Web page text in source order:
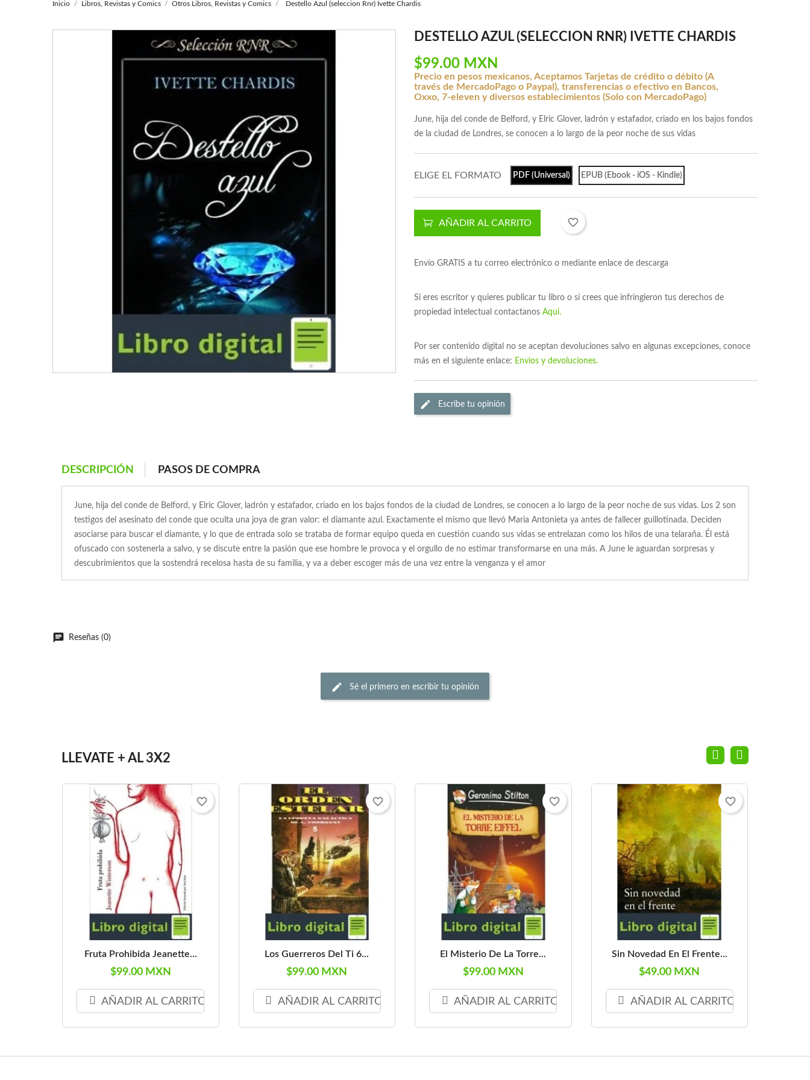
Inicio Libros, Revistas y Comics Otros Libros, Revistas y Comics Destello Azul (seleccion Rnr) Ivette Chardis
DESTELLO AZUL (SELECCION RNR) IVETTE CHARDIS
$99.00 MXN
Precio en pesos mexicanos, Aceptamos Tarjetas de crédito o débito (A
través de MercadoPago o Paypal), transferencias o efectivo en Bancos,
Oxxo, 7-eleven y diversos establecimientos (Solo con MercadoPago)
June, hija del conde de Belford, y Elric Glover, ladrón y estafador, criado en los bajos fondos
de la ciudad de Londres, se conocen a lo largo de la peor noche de sus vidas
ELIGE EL FORMATO PDF (Universal) EPUB (Ebook - iOS - Kindle)
AÑADIR AL CARRITO favorite_border
Envío GRATIS a tu correo electrónico o mediante enlace de descarga
Si eres escritor y quieres publicar tu libro o si crees que infringieron tus derechos de
propiedad intelectual contactanos Aqui.
Por ser contenido digital no se aceptan devoluciones salvo en algunas excepciones, conoce
más en el siguiente enlace: Envios y devoluciones.
Escribe tu opinión
DESCRIPCIÓN PASOS DE COMPRA
June, hija del conde de Belford, y Elric Glover, ladrón y estafador, criado en los bajos fondos de la ciudad de Londres, se conocen a lo largo de la peor noche de sus vidas. Los 2 son
testigos del asesinato del conde que oculta una joya de gran valor: el diamante azul. Exactamente el mismo que llevó Maria Antonieta ya antes de fallecer guillotinada. Deciden
asociarse para buscar el diamante, y lo que de entrada solo se trataba de formar equipo queda en cuestión cuando sus vidas se entrelazan como los hilos de una telaraña. Él está
ofuscado con sostenerla a salvo, y se discute entre la pasión que ese hombre le provoca y el orgullo de no estimar transformarse en una más. A June le aguardan sorpresas y
descubrimientos que la sostendrá recelosa hasta de su familia, y va a deber escoger más de una vez entre la venganza y el amor
Reseñas (0)
Sé el primero en escribir tu opinión
LLEVATE + AL 3X2
Fruta Prohibida Jeanette...
$99.00 MXN
AÑADIR AL CARRITO
favorite_border
Los Guerreros Del Ti 6...
$99.00 MXN
AÑADIR AL CARRITO
favorite_border
El Misterio De La Torre...
$99.00 MXN
AÑADIR AL CARRITO
favorite_border
Sin Novedad En El Frente...
$49.00 MXN
AÑADIR AL CARRITO
favorite_border